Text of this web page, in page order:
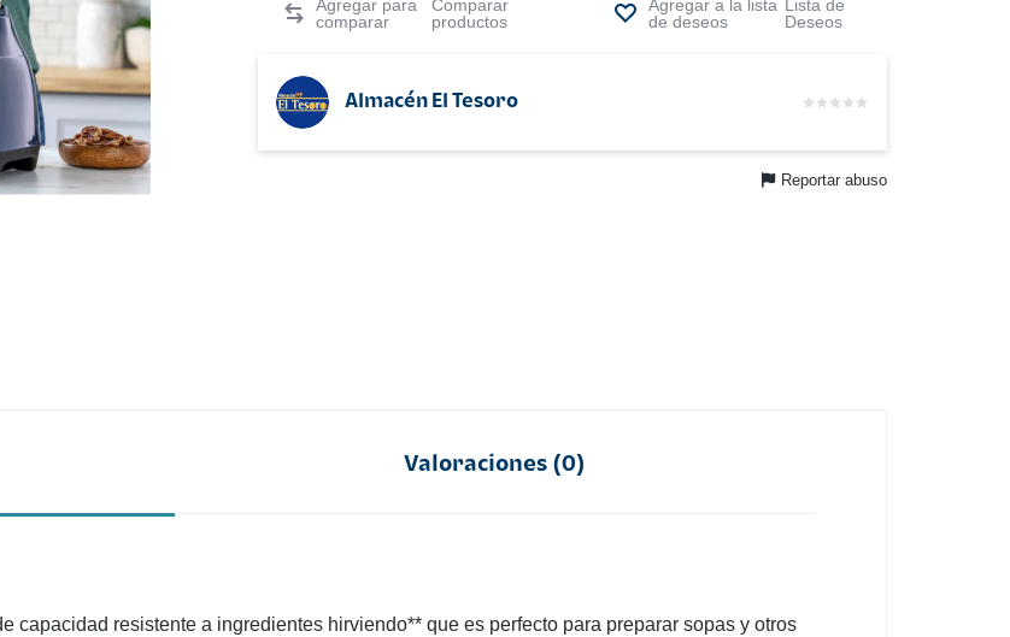
Comparar
productos
Lista de
Deseos
Almacén El Tesoro
Reportar abuso
Valoraciones (0)
capacidad resistente a ingredientes hirviendo** que es perfecto para preparar sopas y otros